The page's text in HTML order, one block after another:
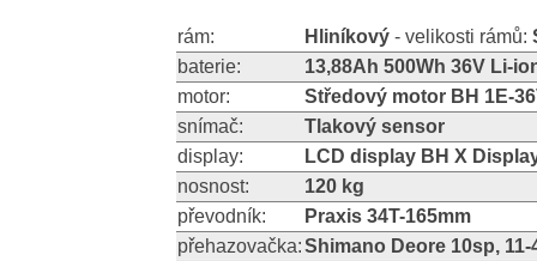
rám: Hliníkový - velikosti rámů:
baterie:
13,88Ah 500Wh 36V Li-
motor:
Středový motor BH 1E-
snímač:
Tlakový sensor
display:
LCD display BH X
nosnost:
120 kg
převodník:
Praxis 34T-165mm
přehazovačka:Shimano Deore 10sp, 11-